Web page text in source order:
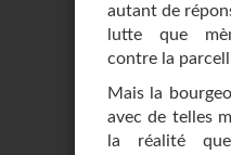
autant de
lutte que
contre la
Mais la
avec de telles
la réalité